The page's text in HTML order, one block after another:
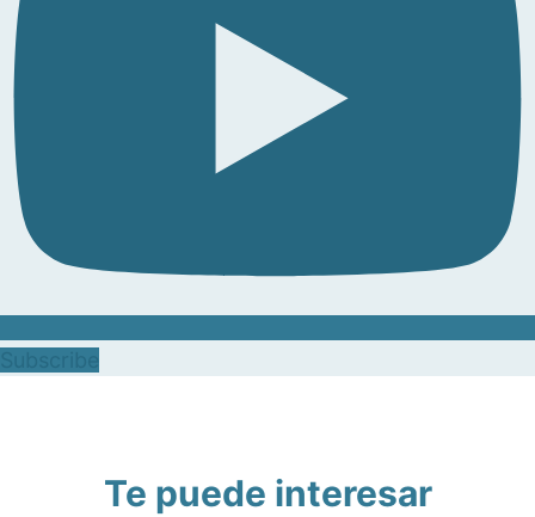
Te puede interesar